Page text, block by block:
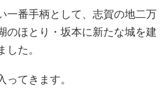
一番手柄として、志賀の地二万
のほとり・坂本に新たな城を建
た。
ってきます。